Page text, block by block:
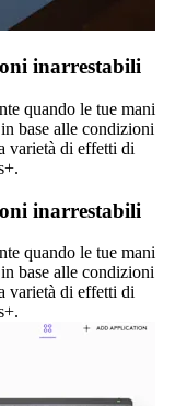
inarrestabili
quando le tue mani
base alle condizioni
varietà di effetti di
inarrestabili
quando le tue mani
base alle condizioni
varietà di effetti di